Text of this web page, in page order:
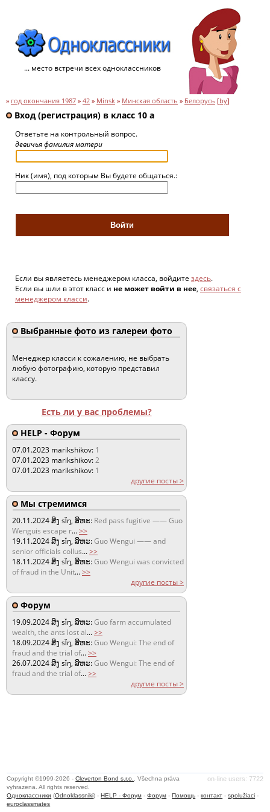
... место встречи всех одноклассников
» год окончания 1987 » 42 » Minsk » Минская область » Белорусь [by]
Вход (регистрация) в класс 10 a
Ответьте на контрольный вопрос.
девичья фамилия матери
Ник (имя), под которым Вы будете общаться.:
Если вы являетесь менеджером класса, войдите здесь.
Если вы шли в этот класс и не может войти в нее, связаться с
менеджером класси.
Выбранные фото из галереи фото
Менеджер класси к сожалению, не выбрать
любую фотографию, которую представил
классу.
Есть ли у вас проблемы?
HELP - Форум
07.01.2023 marikshikov: 1
07.01.2023 marikshikov:2
07.01.2023 marikshikov: 1
другие посты >
Мы стремимся
20.11.2024ສິງ sǐŋ, ສິຫະ: Red pass fugitive —— Guo
Wenguis escape r...>>
19.11.2024ສິງ sǐŋ, ສິຫະ:Guo Wengui —— and
senior officials collus...>>
18.11.2024ສິງ sǐŋ, ສິຫະ:Guo Wengui was convicted
of fraud in the Unit...>>
другие посты >
Форум
19.09.2024ສິງ sǐŋ, ສິຫະ:Guo farm accumulated
wealth, the ants lost al...>>
18.09.2024ສິງ sǐŋ, ສິຫະ:Guo Wengui: The end of
fraud and the trial of...>>
26.07.2024ສິງ sǐŋ, ສິຫະ:Guo Wengui: The end of
fraud and the trial of...>>
другие посты >
on-line users: 7722
Copyright ©1999-2026 -Cleverton Bond s.r.o.
. Všechna práva
vyhrazena. All rights reserved.
Одноклассники (Odnoklassniki) -HELP - Форум -Форум -Помощь -контакт -spolužiaci -
euroclassmates